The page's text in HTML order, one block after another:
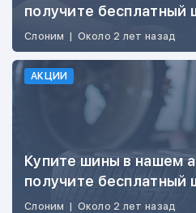
получите бесплатный
Слоним | Около 2 лет назад
АКЦИИ
Купите шины в нашем
получите бесплатный
Слоним | Около 2 лет назад